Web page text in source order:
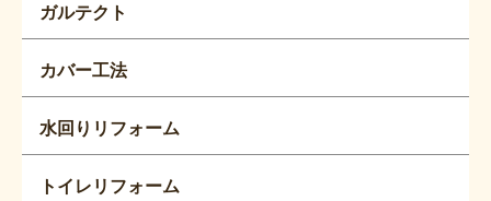
ガルテクト
カバー工法
水回りリフォーム
トイレリフォーム